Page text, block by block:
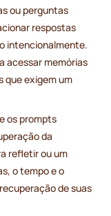
ou perguntas
respostas
intencionalmente.
acessar memórias
que exigem um
os prompts
da
refletir ou um
o tempo e o
de suas